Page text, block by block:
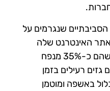
שנגרמים על
האינטרנט שלה
נכתב: "החומרים הפלסטיים, שהם כ-35% מנפח
רעילים בזמן
באשפה ומוטמן